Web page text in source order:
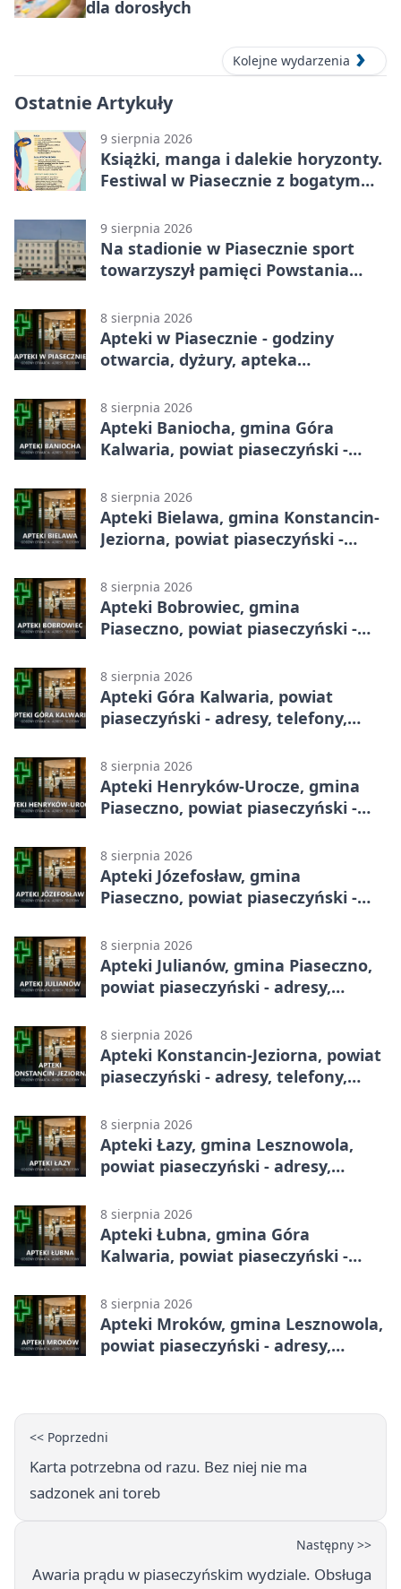
dla dorosłych
Kolejne wydarzenia
Ostatnie Artykuły
9 sierpnia 2026
Książki, manga i dalekie horyzonty.
Festiwal w Piasecznie z bogatym
9 sierpnia 2026
Na stadionie w Piasecznie sport
towarzyszył pamięci Powstania
8 sierpnia 2026
Apteki w Piasecznie - godziny
otwarcia, dyżury, apteka
8 sierpnia 2026
Apteki Baniocha, gmina Góra
Kalwaria, powiat piaseczyński -
8 sierpnia 2026
Apteki Bielawa, gmina Konstancin-
Jeziorna, powiat piaseczyński -
8 sierpnia 2026
Apteki Bobrowiec, gmina
Piaseczno, powiat piaseczyński -
8 sierpnia 2026
Apteki Góra Kalwaria, powiat
piaseczyński - adresy, telefony,
8 sierpnia 2026
Apteki Henryków-Urocze, gmina
Piaseczno, powiat piaseczyński -
8 sierpnia 2026
Apteki Józefosław, gmina
Piaseczno, powiat piaseczyński -
8 sierpnia 2026
Apteki Julianów, gmina Piaseczno,
powiat piaseczyński - adresy,
8 sierpnia 2026
Apteki Konstancin-Jeziorna, powiat
piaseczyński - adresy, telefony,
8 sierpnia 2026
Apteki Łazy, gmina Lesznowola,
powiat piaseczyński - adresy,
8 sierpnia 2026
Apteki Łubna, gmina Góra
Kalwaria, powiat piaseczyński -
8 sierpnia 2026
Apteki Mroków, gmina Lesznowola,
powiat piaseczyński - adresy,
<< Poprzedni
Karta potrzebna od razu. Bez niej nie ma
sadzonek ani toreb
Następny >>
Awaria prądu w piaseczyńskim wydziale. Obsługa